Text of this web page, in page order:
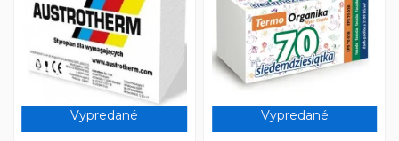
Vypredané Vypredané